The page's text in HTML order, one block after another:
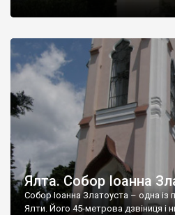
Ялта. Собор Іоанна
Собор Іоанна Златоуста – одна
Ялти. Його 45-метрова дзвіниця і